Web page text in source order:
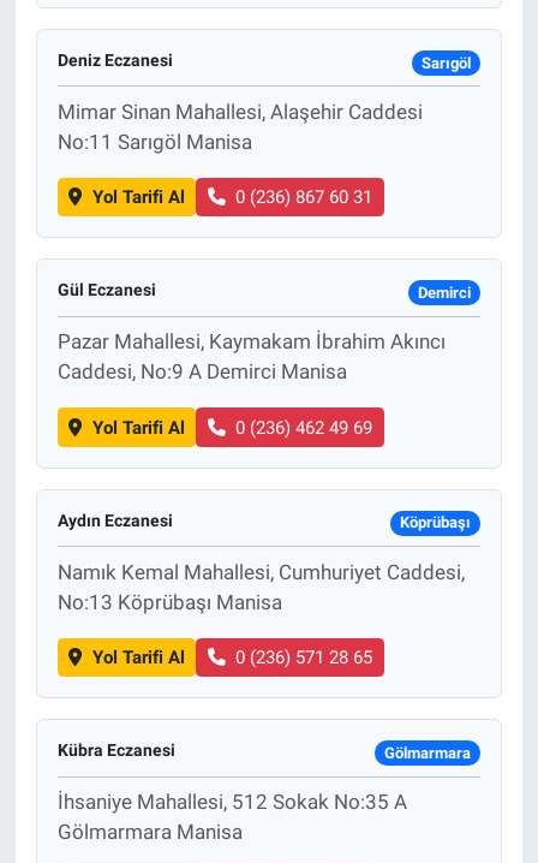
Deniz Eczanesi Sarıgöl
Mimar Sinan Mahallesi, Alaşehir Caddesi
No:11 Sarıgöl Manisa
Yol Tarifi Al 0 (236) 867 60 31
Gül Eczanesi Demirci
Pazar Mahallesi, Kaymakam İbrahim Akıncı
Caddesi, No:9 A Demirci Manisa
Yol Tarifi Al 0 (236) 462 49 69
Aydın Eczanesi Köprübaşı
Namık Kemal Mahallesi, Cumhuriyet Caddesi,
No:13 Köprübaşı Manisa
Yol Tarifi Al 0 (236) 571 28 65
Kübra Eczanesi Gölmarmara
İhsaniye Mahallesi, 512 Sokak No:35 A
Gölmarmara Manisa